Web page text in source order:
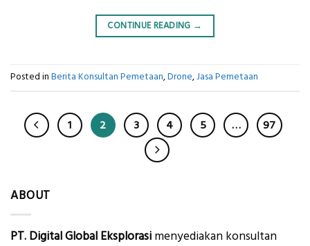
CONTINUE READING →
Posted in Berita Konsultan Pemetaan,Drone,Jasa Pemetaan
1 2 3 4 5 … 97
ABOUT
PT. Digital Global Eksplorasi menyediakan konsultan